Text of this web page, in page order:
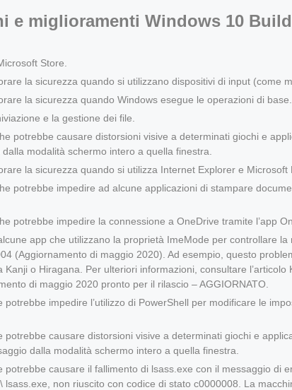
e miglioramenti Windows 10 Build
Store.
la sicurezza quando si utilizzano dispositivi di input (come
la sicurezza quando Windows esegue le operazioni di base.
e la gestione dei file.
potrebbe causare distorsioni visive a determinati giochi e
modalità schermo intero a quella finestra.
la sicurezza quando si utilizza Internet Explorer e Microsoft
potrebbe impedire ad alcune applicazioni di stampare
potrebbe impedire la connessione a OneDrive tramite l’app
app che utilizzano la proprietà ImeMode per controllare
(Aggiornamento di maggio 2020). Ad esempio, questo
o Hiragana. Per ulteriori informazioni, consultare l’articolo
di maggio 2020 pronto per il rilascio – AGGIORNATO.
potrebbe impedire l’utilizzo di PowerShell per modificare le
potrebbe causare distorsioni visive a determinati giochi e
dalla modalità schermo intero a quella finestra.
potrebbe causare il fallimento di lsass.exe con il messaggio di
lsass.exe, non riuscito con codice di stato c0000008. La